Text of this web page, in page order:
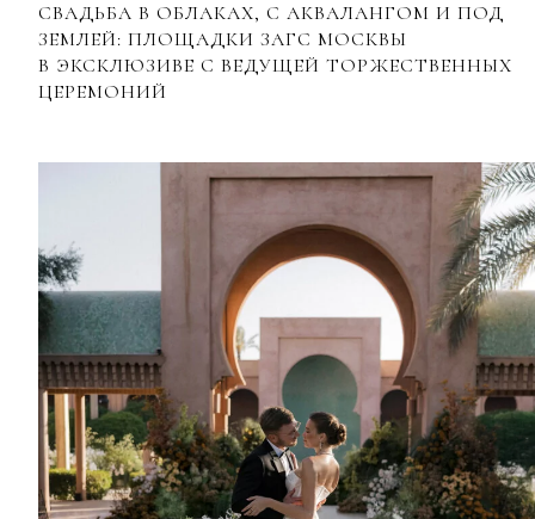
СВАДЬБА В ОБЛАКАХ, С АКВАЛАНГОМ И ПОД
ЗЕМЛЕЙ: ПЛОЩАДКИ ЗАГС МОСКВЫ
В ЭКСКЛЮЗИВЕ С ВЕДУЩЕЙ ТОРЖЕСТВЕННЫХ
ЦЕРЕМОНИЙ